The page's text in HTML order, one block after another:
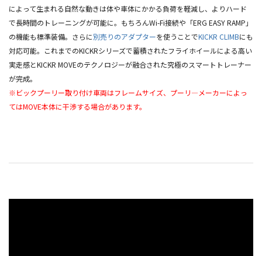
によって生まれる自然な動きは体や車体にかかる負荷を軽減し、よりハード
で長時間のトレーニングが可能に。もちろんWi-Fi接続や「ERG EASY RAMP」
の機能も標準装備。さらに別売りのアダプターを使うことでKICKR CLIMBにも
対応可能。これまでのKICKRシリーズで蓄積されたフライホイールによる高い
実走感とKICKR MOVEのテクノロジーが融合された究極のスマートトレーナー
が完成。
※ビックプーリー取り付け車両はフレームサイズ、プーリ―メーカーによっ
てはMOVE本体に干渉する場合があります。